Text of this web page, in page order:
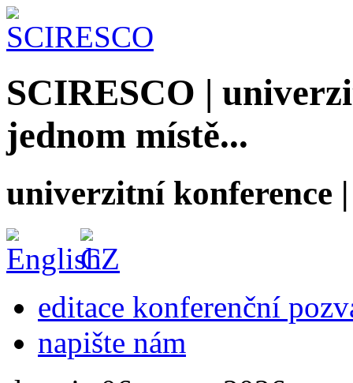
SCIRESCO |
jednom místě...
univerzitní konference
editace konferenční
napište nám